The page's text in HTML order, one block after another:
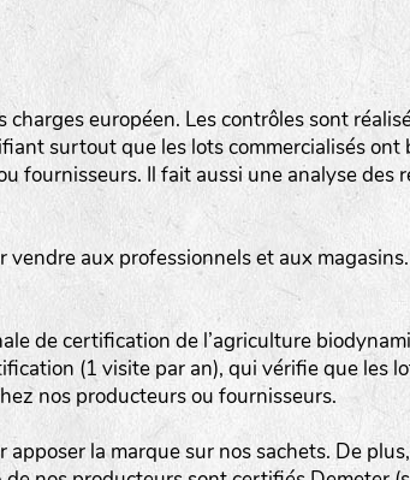
LA RÉFÉRENCE :
F : Fleurs.
Les autres catégories
E: Engrais vert
L: Légumes
: Aromatiques
européen. Les contrôles sont
surtout que les lots commercialisés ont
fournisseurs. Il fait aussi une analyse des
aux professionnels et aux magasins.
de certification de l’agriculture
(1 visite par an), qui vérifie que les
nos producteurs ou fournisseurs.
la marque sur nos sachets. De